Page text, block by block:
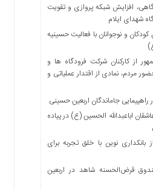
افزایش شبکه پروازی و تقویت
شهدای ایلام
و نوجوانان با فعالیت حسینیه
از کارکنان شرکت فرودگاه ها و
مردم، نمادی از اقتدار عملیاتی و
جاماندگان اربعین حسینی
موکب منطقه ۱۲ از عاشقان اباعبدالله الحسین (ع) در پیاده
بانکداری نوین با خلق تجربه برای
قرض‌الحسنه شاهد در اربعین